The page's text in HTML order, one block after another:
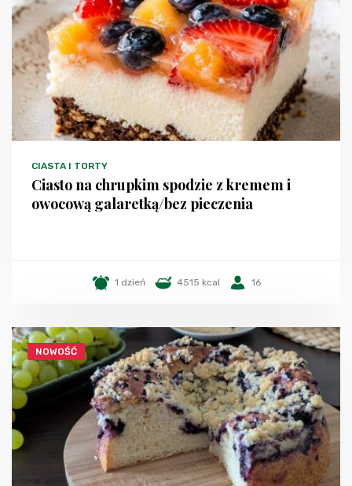
CIASTA I TORTY
Ciasto na chrupkim spodzie z kremem i
owocową galaretką/bez pieczenia
1 dzień 4515 kcal 16
NOWOŚĆ